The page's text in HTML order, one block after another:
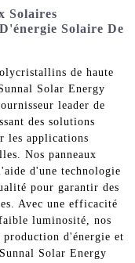
Solaires
Solaire De
de haute
Solar Energy
leader de
des solutions
les applications
Nos panneaux
d'une technologie
pour garantir des
Avec une efficacité
luminosité, nos
production d'énergie et
Solar Energy